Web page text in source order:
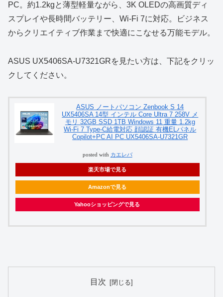
PC。約1.2kgと薄型軽量ながら、3K OLEDの高画質ディ
スプレイや長時間バッテリー、Wi‑Fi 7に対応。ビジネス
からクリエイティブ作業まで快適にこなせる万能モデル。
ASUS UX5406SA-U7321GRを見たい方は、下記をクリッ
クしてください。
ASUS ノートパソコン Zenbook S 14
UX5406SA 14型 インテル Core Ultra 7 258V メ
モリ 32GB SSD 1TB Windows 11 重量 1.2kg
Wi-Fi 7 Type-C給電対応 顔認証 有機ELパネル
Copilot+PC AI PC UX5406SA-U7321GR
posted with カエレバ
楽天市場で見る
Amazonで見る
Yahooショッピングで見る
目次